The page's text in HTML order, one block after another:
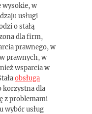
wysokie, w
usługi
o stałą
dla firm,
prawnego, w
prawnych, w
wsparcia w
obsługa
korzystna dla
z problemami
wybór usług